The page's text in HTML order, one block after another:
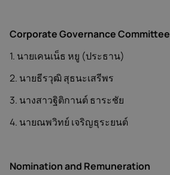
Corporate Governance Committee
1. นายเคนเน็ธ หยู (ประธาน)
2. นายธีรวุฒิ สุธนะเสรีพร
3. นางสาวฐิติกานต์ ธาระชัย
4. นายณพวิทย์ เจริญธุระยนต์
Nomination and Remuneration